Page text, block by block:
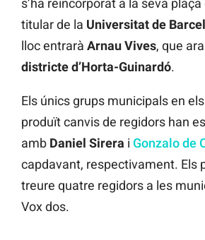
titular de la Universitat de
lloc entrarà Arnau Vives, que
districte d’Horta-Guinardó.
Els únics grups municipals en
produït canvis de regidors han
amb Daniel Sirera i Gonzalo de
capdavant, respectivament. Els
treure quatre regidors a les
Vox dos.